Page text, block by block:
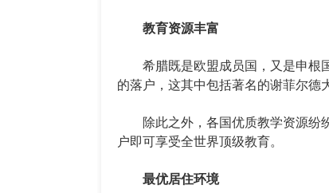
教育资源丰富
希腊既是欧盟成员国，又是申根
的落户，这其中包括著名的谢菲尔德
除此之外，各国优质教学资源纷
户即可享受全世界顶级教育。
最优居住环境